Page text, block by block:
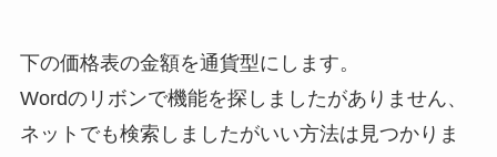
下の価格表の金額を通貨型にします。
Wordのリボンで機能を探しましたがありません、
ネットでも検索しましたがいい方法は見つかりま